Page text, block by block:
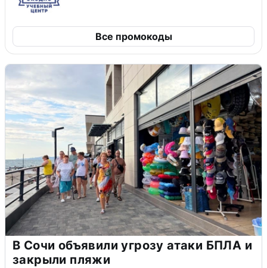
Все промокоды
В Сочи объявили угрозу атаки БПЛА и
закрыли пляжи